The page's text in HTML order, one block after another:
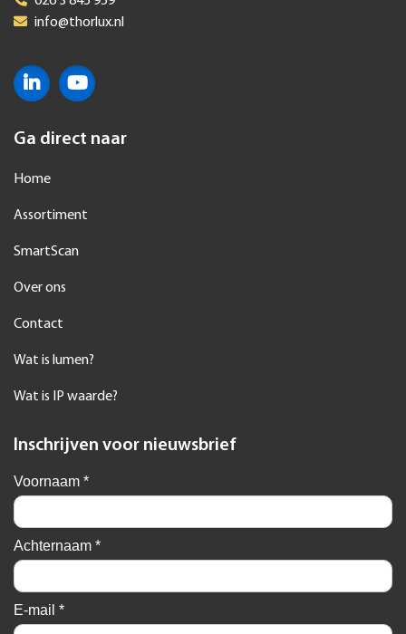
info@thorlux.nl
Ga direct naar
Home
Assortiment
SmartScan
Over ons
Contact
Wat is lumen?
Wat is IP waarde?
Inschrijven voor nieuwsbrief